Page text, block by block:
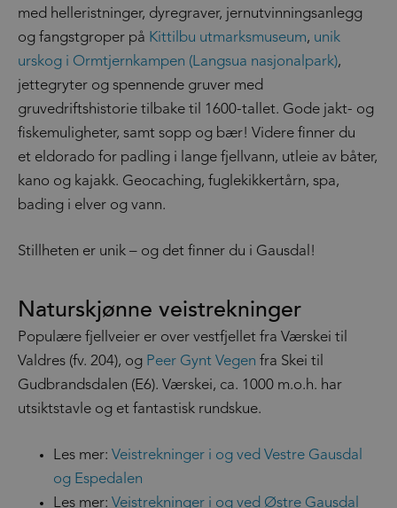
med helleristninger, dyregraver, jernutvinningsanlegg
og fangstgroper på Kittilbu utmarksmuseum, unik
urskog i Ormtjernkampen (Langsua nasjonalpark),
jettegryter og spennende gruver med
gruvedriftshistorie tilbake til 1600-tallet. Gode jakt- og
fiskemuligheter, samt sopp og bær! Videre finner du
et eldorado for padling i lange fjellvann, utleie av båter,
kano og kajakk. Geocaching, fuglekikkertårn, spa,
bading i elver og vann.
Stillheten er unik – og det finner du i Gausdal!
Naturskjønne veistrekninger
Populære fjellveier er over vestfjellet fra Værskei til
Valdres (fv. 204), og Peer Gynt Vegen fra Skei til
Gudbrandsdalen (E6). Værskei, ca. 1000 m.o.h. har
utsiktstavle og et fantastisk rundskue.
Les mer: Veistrekninger i og ved Vestre Gausdal
og Espedalen
Les mer: Veistrekninger i og ved Østre Gausdal